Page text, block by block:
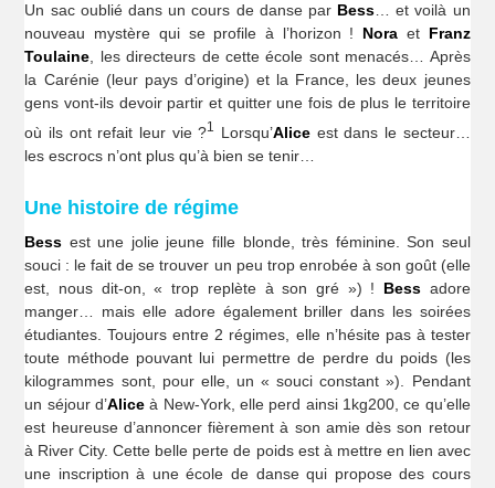
Un sac oublié dans un cours de danse par Bess… et voilà un
nouveau mystère qui se profile à l’horizon ! Nora et Franz
Toulaine, les directeurs de cette école sont menacés… Après
la Carénie (leur pays d’origine) et la France, les deux jeunes
gens vont-ils devoir partir et quitter une fois de plus le territoire
où ils ont refait leur vie ?1 Lorsqu’Aliceest dans le secteur…
les escrocs n’ont plus qu’à bien se tenir…
Une histoire de régime
Bess est une jolie jeune fille blonde, très féminine. Son seul
souci : le fait de se trouver un peu trop enrobée à son goût (elle
est, nous dit-on, « trop replète à son gré ») ! Bessadore
manger… mais elle adore également briller dans les soirées
étudiantes. Toujours entre 2 régimes, elle n’hésite pas à tester
toute méthode pouvant lui permettre de perdre du poids (les
kilogrammes sont, pour elle, un « souci constant »). Pendant
un séjour d’Alice à New-York, elle perd ainsi 1kg200, ce qu’elle
est heureuse d’annoncer fièrement à son amie dès son retour
à River City. Cette belle perte de poids est à mettre en lien avec
une inscription à une école de danse qui propose des cours